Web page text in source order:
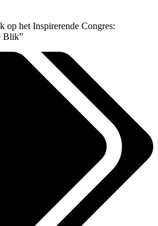
op het Inspirerende Congres:
Blik”